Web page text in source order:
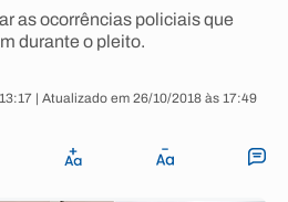
as ocorrências policiais que
durante o pleito.
| Atualizado em 26/10/2018 às 17:49